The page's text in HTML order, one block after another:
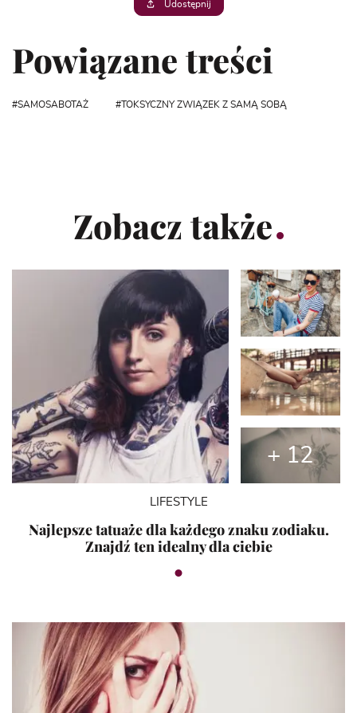
Udostępnij
Powiązane treści
SAMOSABOTAŻ TOKSYCZNY ZWIĄZEK Z SAMĄ SOBĄ
Zobacz także
+ 12
LIFESTYLE
Najlepsze tatuaże dla każdego znaku zodiaku.
Znajdź ten idealny dla ciebie